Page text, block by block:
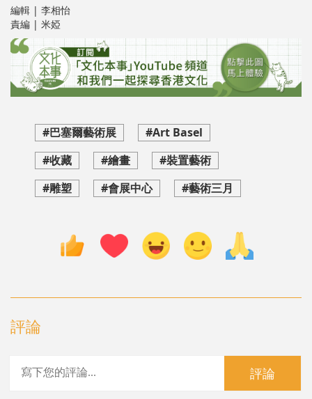
編輯 | 李相怡
責編 | 米婭
#巴塞爾藝術展
#Art Basel
#收藏
#繪畫
#裝置藝術
#雕塑
#會展中心 #藝術三月
評論
評論